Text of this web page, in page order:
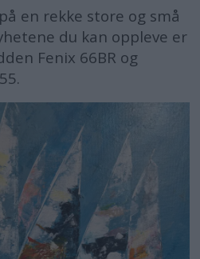
en rekke store og små
du kan oppleve er
Fenix 66BR og